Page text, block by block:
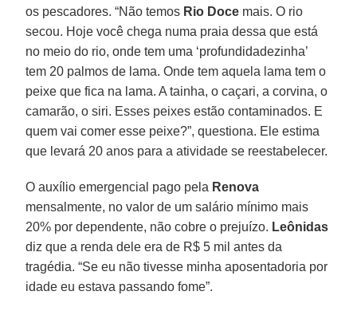
os pescadores. “Não temos Rio Doce mais. O rio
secou. Hoje você chega numa praia dessa que está
no meio do rio, onde tem uma ‘profundidadezinha’
tem 20 palmos de lama. Onde tem aquela lama tem o
peixe que fica na lama. A tainha, o caçari, a corvina, o
camarão, o siri. Esses peixes estão contaminados. E
quem vai comer esse peixe?”, questiona. Ele estima
que levará 20 anos para a atividade se reestabelecer.
O auxílio emergencial pago pela Renova
mensalmente, no valor de um salário mínimo mais
20% por dependente, não cobre o prejuízo. Leônidas
diz que a renda dele era de R$ 5 mil antes da
tragédia. “Se eu não tivesse minha aposentadoria por
idade eu estava passando fome”.